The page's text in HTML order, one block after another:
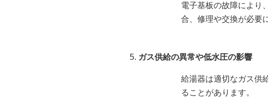
電子基板の故障により
合、修理や交換が必要
ガス供給の異常や低水圧の影響
給湯器は適切なガス供
ることがあります。